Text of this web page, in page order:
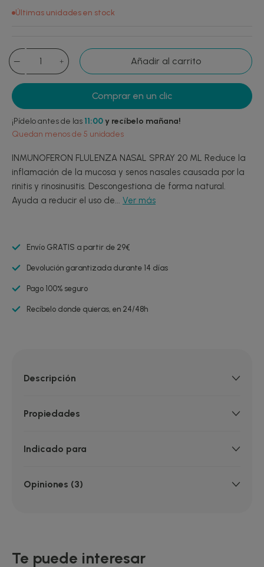
Últimas unidades en stock
Añadir al carrito
Comprar en un clic
¡Pídelo antes de las 11:00y recíbelo mañana!
Quedan menos de 5 unidades
INMUNOFERON FLULENZA NASAL SPRAY 20 ML Reduce la
inflamación de la mucosa y senos nasales causada por la
rinitis y rinosinusitis. Descongestiona de forma natural.
Ayuda a reducir el uso de... Ver más
Envío GRATIS a partir de 29€
Devolución garantizada durante 14 días
Pago 100% seguro
Recíbelo donde quieras, en 24/48h
Descripción
Propiedades
Indicado para
Opiniones (3)
Te puede interesar